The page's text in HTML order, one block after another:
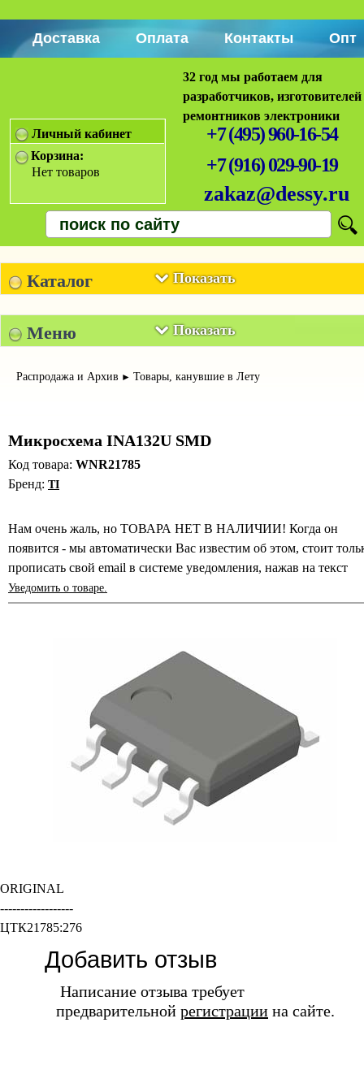
Доставка Оплата Контакты Опт
32 год мы работаем для
разработчиков,
ремонтников электроники
+7 (495) 960-16-54
+7 (916) 029-90-19
zakaz@dessy.ru
Личный кабинет
Корзина:
Нет товаров
Показать
Каталог
Показать
Меню
Распродажа и Архив ► Товары, канувшие в Лету
Микросхема INA132U SMD
Код товара: WNR21785
Бренд: TI
Нам очень жаль, но ТОВАРА НЕТ В НАЛИЧИИ! Когда он
появится - мы автоматически Вас известим об этом, стоит
прописать свой email в системе уведомления, нажав на текст
Уведомить о товаре.
ORIGINAL
------------------
ЦТК21785:276
Добавить отзыв
Написание отзыва требует
предварительной регистрации на сайте.